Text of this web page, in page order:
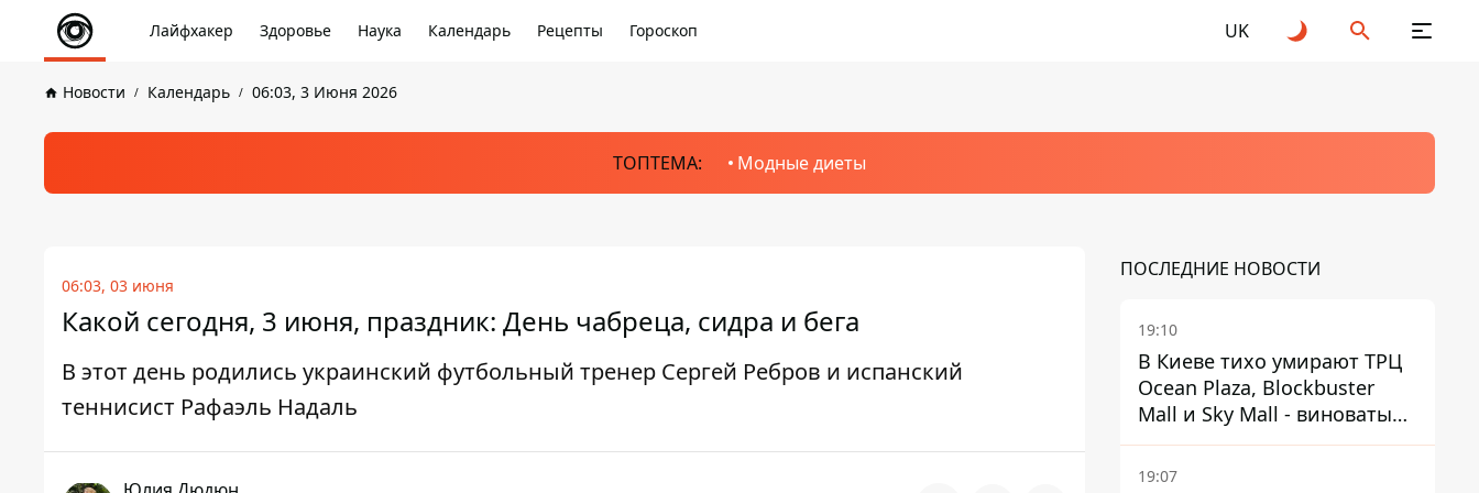
Лайфхакер Здоровье Наука Календарь Рецепты Гороскоп UK
Новости Календарь 06:03, 3 Июня 2026
ТОПТЕМА: Модные диеты
06:03, 03 июня
Какой сегодня, 3 июня, праздник: День чабреца, сидра и бега
В этот день родились украинский футбольный тренер Сергей Ребров и испанский
теннисист Рафаэль Надаль
ПОСЛЕДНИЕ НОВОСТИ
19:10
В Киеве тихо умирают ТРЦ
Ocean Plaza, Blockbuster
Mall и Sky Mall - виноваты
ленивые менеджеры и
каннибализм
19:07